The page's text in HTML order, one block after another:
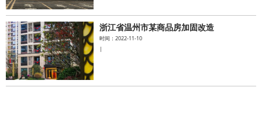
浙江省温州市某商品房加固改造
时间：2022-11-10
|